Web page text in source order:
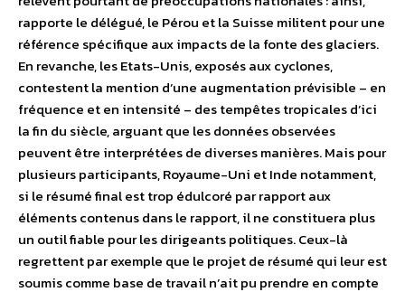
rapporte le délégué, le Pérou et la Suisse militent pour une
référence spécifique aux impacts de la fonte des glaciers.
En revanche, les Etats-Unis, exposés aux cyclones,
contestent la mention d’une augmentation prévisible – en
fréquence et en intensité – des tempêtes tropicales d’ici
la fin du siècle, arguant que les données observées
peuvent être interprétées de diverses manières. Mais pour
plusieurs participants, Royaume-Uni et Inde notamment,
si le résumé final est trop édulcoré par rapport aux
éléments contenus dans le rapport, il ne constituera plus
un outil fiable pour les dirigeants politiques. Ceux-là
regrettent par exemple que le projet de résumé qui leur est
soumis comme base de travail n’ait pu prendre en compte